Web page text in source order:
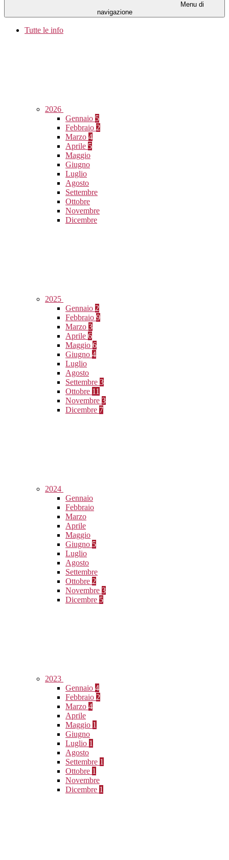
Menu di
navigazione
Tutte le info
2026
Gennaio 5
Febbraio 2
Marzo 4
Aprile 5
Maggio
Giugno
Luglio
Agosto
Settembre
Ottobre
Novembre
Dicembre
2025
Gennaio 2
Febbraio 9
Marzo 3
Aprile 6
Maggio 6
Giugno 4
Luglio
Agosto
Settembre 3
Ottobre 11
Novembre 3
Dicembre 7
2024
Gennaio
Febbraio
Marzo
Aprile
Maggio
Giugno 5
Luglio
Agosto
Settembre
Ottobre 2
Novembre 3
Dicembre 5
2023
Gennaio 4
Febbraio 2
Marzo 4
Aprile
Maggio 1
Giugno
Luglio 1
Agosto
Settembre 1
Ottobre 1
Novembre
Dicembre 1